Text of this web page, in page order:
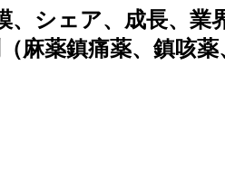
、シェア、成長、
麻薬鎮痛薬、鎮咳